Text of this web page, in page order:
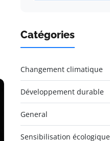
Catégories
Changement climatique
Développement durable
General
Sensibilisation écologique